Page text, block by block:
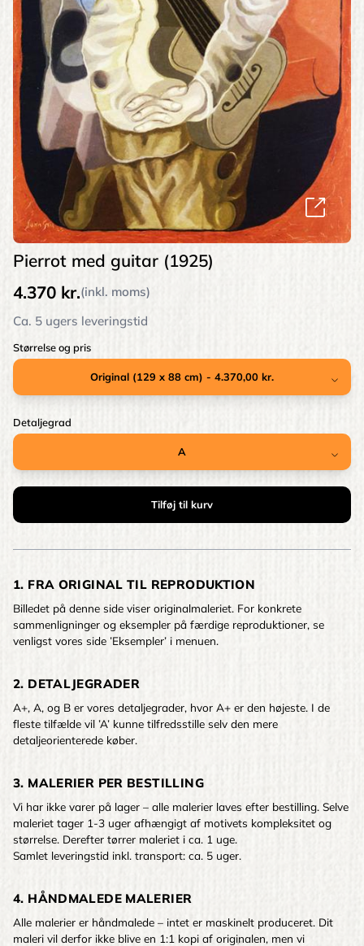
Pierrot med guitar (1925)
4.370 kr.(inkl. moms)
Ca. 5 ugers leveringstid
Størrelse og pris
Detaljegrad
1. FRA ORIGINAL TIL REPRODUKTION
Billedet på denne side viser originalmaleriet. For konkrete
sammenligninger og eksempler på færdige reproduktioner, se
venligst vores side ’Eksempler’ i menuen.
2. DETALJEGRADER
A+, A, og B er vores detaljegrader, hvor A+ er den højeste. I de
fleste tilfælde vil ’A’ kunne tilfredsstille selv den mere
detaljeorienterede køber.
3. MALERIER PER BESTILLING
Vi har ikke varer på lager – alle malerier laves efter bestilling. Selve
maleriet tager 1-3 uger afhængigt af motivets kompleksitet og
størrelse. Derefter tørrer maleriet i ca. 1 uge.
Samlet leveringstid inkl. transport: ca. 5 uger.
4. HÅNDMALEDE MALERIER
Alle malerier er håndmalede – intet er maskinelt produceret. Dit
maleri vil derfor ikke blive en 1:1 kopi af originalen, men vi